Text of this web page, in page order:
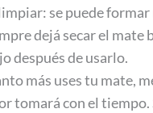
se puede formar
dejá secar el mate
después de usarlo.
más uses tu mate,
tomará con el tiempo.